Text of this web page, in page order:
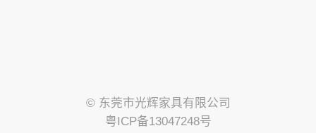
© 东莞市光辉家具有限公司
粤ICP备13047248号